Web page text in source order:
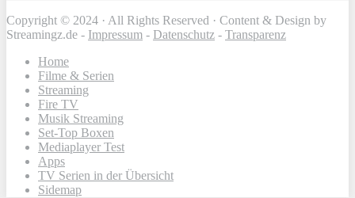
Copyright © 2024 · All Rights Reserved · Content & Design by
Streamingz.de - Impressum - Datenschutz - Transparenz
Home
Filme & Serien
Streaming
Fire TV
Musik Streaming
Set-Top Boxen
Mediaplayer Test
Apps
TV Serien in der Übersicht
Sidemap